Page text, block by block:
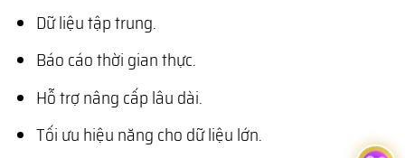
Dữ liệu tập trung.
Báo cáo thời gian thực.
Hỗ trợ nâng cấp lâu dài.
Tối ưu hiệu năng cho dữ liệu lớn.